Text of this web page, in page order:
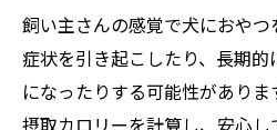
飼い主さんの感覚で犬におや
症状を引き起こしたり、長期
になったりする可能性があり
摂取カロリーを計算し、安心